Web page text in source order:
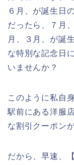
６月、が誕生日
だったら、７月
月、３月、が誕
な特別な記念日
いませんか？
このように私自
駅前にある洋服
な割引クーポン
だから、早速、